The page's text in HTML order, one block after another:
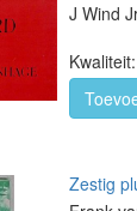
J Wind
Zestig